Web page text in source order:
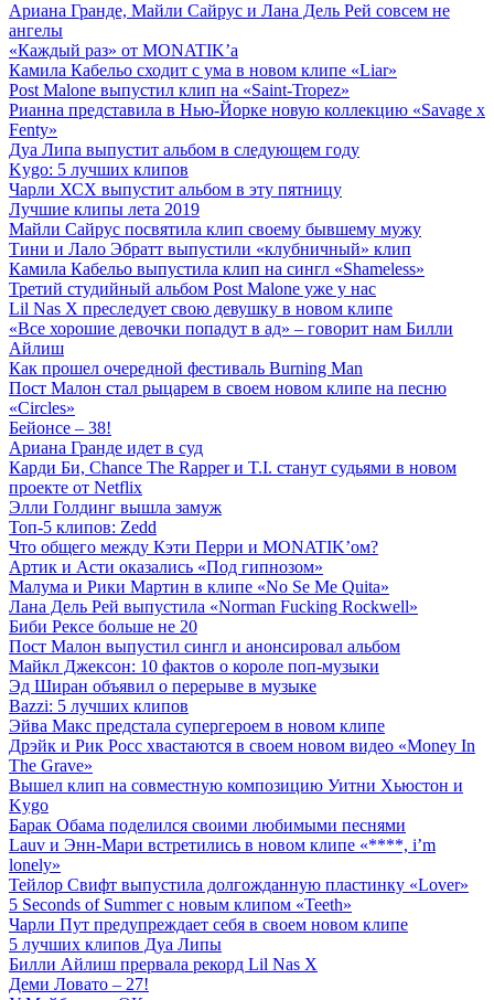
Ариана Гранде, Майли Сайрус и Лана Дель Рей совсем не
ангелы
«Каждый раз» от MONATIK’а
Камила Кабельо сходит с ума в новом клипе «Liar»
Post Malone выпустил клип на «Saint-Tropez»
Рианна представила в Нью-Йорке новую коллекцию «Savage x
Fenty»
Дуа Липа выпустит альбом в следующем году
Kygo: 5 лучших клипов
Чарли ХСХ выпустит альбом в эту пятницу
Лучшие клипы лета 2019
Майли Сайрус посвятила клип своему бывшему мужу
Тини и Лало Эбратт выпустили «клубничный» клип
Камила Кабельо выпустила клип на сингл «Shameless»
Третий студийный альбом Post Malone уже у нас
Lil Nas X преследует свою девушку в новом клипе
«Все хорошие девочки попадут в ад» – говорит нам Билли
Айлиш
Как прошел очередной фестиваль Burning Man
Пост Малон стал рыцарем в своем новом клипе на песню
«Circles»
Бейонсе – 38!
Ариана Гранде идет в суд
Карди Би, Chance The Rapper и T.I. станут судьями в новом
проекте от Netflix
Элли Голдинг вышла замуж
Топ-5 клипов: Zedd
Что общего между Кэти Перри и MONATIK’ом?
Артик и Асти оказались «Под гипнозом»
Малума и Рики Мартин в клипе «No Se Me Quita»
Лана Дель Рей выпустила «Norman Fucking Rockwell»
Биби Рексе больше не 20
Пост Малон выпустил сингл и анонсировал альбом
Майкл Джексон: 10 фактов о короле поп-музыки
Эд Ширан объявил о перерыве в музыке
Bazzi: 5 лучших клипов
Эйва Макс предстала супергероем в новом клипе
Дрэйк и Рик Росс хвастаются в своем новом видео «Money In
The Grave»
Вышел клип на совместную композицию Уитни Хьюстон и
Kygo
Барак Обама поделился своими любимыми песнями
Lauv и Энн-Мари встретились в новом клипе «****, i’m
lonely»
Тейлор Свифт выпустила долгожданную пластинку «Lover»
5 Seconds of Summer с новым клипом «Teeth»
Чарли Пут предупреждает себя в своем новом клипе
5 лучших клипов Дуа Липы
Билли Айлиш прервала рекорд Lil Nas X
Деми Ловато – 27!